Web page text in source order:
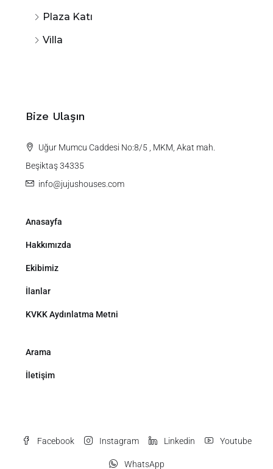
Plaza Katı
Villa
Bize Ulaşın
Uğur Mumcu Caddesi No:8/5 , MKM, Akat mah.
Beşiktaş 34335
info@jujushouses.com
Anasayfa
Hakkımızda
Ekibimiz
İlanlar
KVKK Aydınlatma Metni
Arama
İletişim
Facebook Instagram Linkedin Youtube
WhatsApp